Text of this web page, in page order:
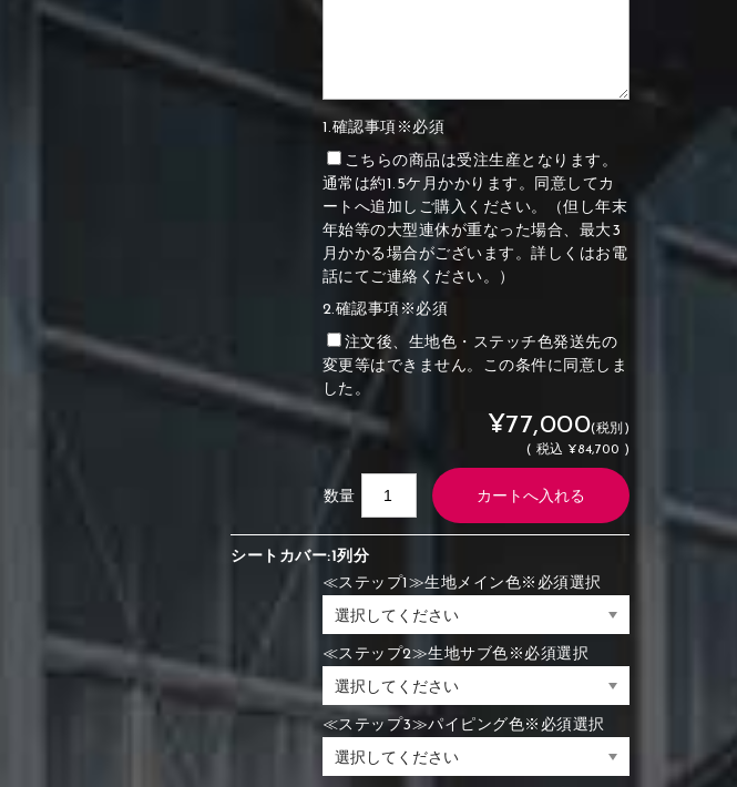
1.確認事項※必須
こちらの商品は受注生産となります。
通常は約1.5ケ月かかります。同意してカ
ートへ追加しご購入ください。（但し年末
年始等の大型連休が重なった場合、最大3
月かかる場合がございます。詳しくはお電
話にてご連絡ください。）
2.確認事項※必須
注文後、生地色・ステッチ色発送先の
変更等はできません。この条件に同意しま
した。
¥77,000(税別)
( 税込 ¥84,700 )
数量
シートカバー:1列分
≪ステップ1≫生地メイン色※必須選択
≪ステップ2≫生地サブ色※必須選択
≪ステップ3≫パイピング色※必須選択